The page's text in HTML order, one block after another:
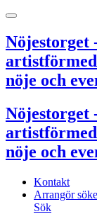
Nöjestorget
nöje och
Nöjestorget
nöje och
Kontakt
Arrangör
Sök